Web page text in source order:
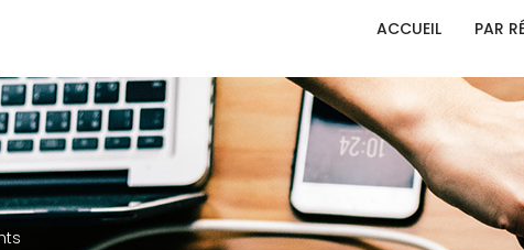
ACCUEIL PAR